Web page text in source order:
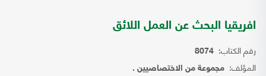
افريقيا البحث عن العمل اللائق
رقم الكتاب: 8074
المؤلف: مجموعة من الاختصاصيين .